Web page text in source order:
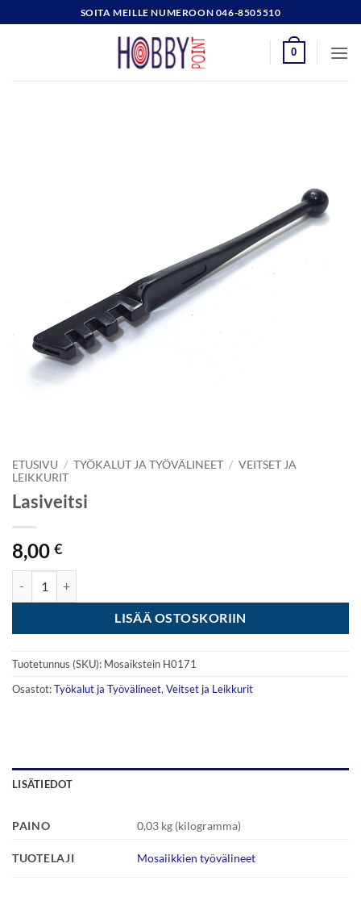
to
SOITA MEILLE NUMEROON 046-8505510
0
ETUSIVU / TYÖKALUT JA TYÖVÄLINEET / VEITSET JA
LEIKKURIT
Lasiveitsi
8,00 €
LISÄÄ OSTOSKORIIN
Tuotetunnus (SKU): Mosaikstein H0171
Osastot:Työkalut ja Työvälineet, Veitset ja Leikkurit
LISÄTIEDOT
PAINO 0,03 kg (kilogramma)
TUOTELAJI Mosaiikkien työvälineet